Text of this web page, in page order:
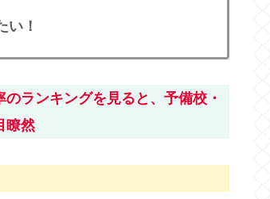
い！
ランキングを見ると、予備校・
瞭然